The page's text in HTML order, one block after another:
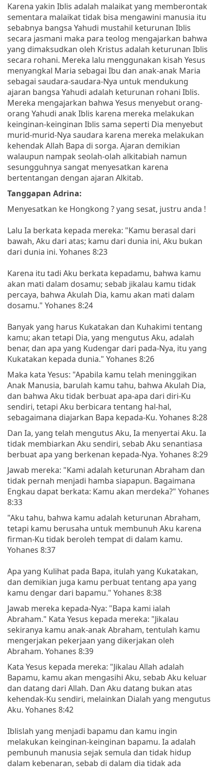
Karena yakin Iblis adalah malaikat yang memberontak
sementara malaikat tidak bisa mengawini manusia itu
sebabnya bangsa Yahudi mustahil keturunan Iblis
secara jasmani maka para teolog mengajarkan bahwa
yang dimaksudkan oleh Kristus adalah keturunan Iblis
secara rohani. Mereka lalu menggunakan kisah Yesus
menyangkal Maria sebagai Ibu dan anak-anak Maria
sebagai saudara-saudara-Nya untuk mendukung
ajaran bangsa Yahudi adalah keturunan rohani Iblis.
Mereka mengajarkan bahwa Yesus menyebut orang-
orang Yahudi anak Iblis karena mereka melakukan
keinginan-keinginan Iblis sama seperti Dia menyebut
murid-murid-Nya saudara karena mereka melakukan
kehendak Allah Bapa di sorga. Ajaran demikian
walaupun nampak seolah-olah alkitabiah namun
sesungguhnya sangat menyesatkan karena
bertentangan dengan ajaran Alkitab.
Tanggapan Adrina:
Menyesatkan ke Hongkong ? yang sesat, justru anda !
Lalu Ia berkata kepada mereka: "Kamu berasal dari
bawah, Aku dari atas; kamu dari dunia ini, Aku bukan
dari dunia ini. Yohanes 8:23
Karena itu tadi Aku berkata kepadamu, bahwa kamu
akan mati dalam dosamu; sebab jikalau kamu tidak
percaya, bahwa Akulah Dia, kamu akan mati dalam
dosamu." Yohanes 8:24
Banyak yang harus Kukatakan dan Kuhakimi tentang
kamu; akan tetapi Dia, yang mengutus Aku, adalah
benar, dan apa yang Kudengar dari pada-Nya, itu yang
Kukatakan kepada dunia." Yohanes 8:26
Maka kata Yesus: "Apabila kamu telah meninggikan
Anak Manusia, barulah kamu tahu, bahwa Akulah Dia,
dan bahwa Aku tidak berbuat apa-apa dari diri-Ku
sendiri, tetapi Aku berbicara tentang hal-hal,
sebagaimana diajarkan Bapa kepada-Ku. Yohanes 8:28
Dan Ia, yang telah mengutus Aku, Ia menyertai Aku. Ia
tidak membiarkan Aku sendiri, sebab Aku senantiasa
berbuat apa yang berkenan kepada-Nya. Yohanes 8:29
Jawab mereka: "Kami adalah keturunan Abraham dan
tidak pernah menjadi hamba siapapun. Bagaimana
Engkau dapat berkata: Kamu akan merdeka?" Yohanes
8:33
"Aku tahu, bahwa kamu adalah keturunan Abraham,
tetapi kamu berusaha untuk membunuh Aku karena
firman-Ku tidak beroleh tempat di dalam kamu.
Yohanes 8:37
Apa yang Kulihat pada Bapa, itulah yang Kukatakan,
dan demikian juga kamu perbuat tentang apa yang
kamu dengar dari bapamu." Yohanes 8:38
Jawab mereka kepada-Nya: "Bapa kami ialah
Abraham." Kata Yesus kepada mereka: "Jikalau
sekiranya kamu anak-anak Abraham, tentulah kamu
mengerjakan pekerjaan yang dikerjakan oleh
Abraham. Yohanes 8:39
Kata Yesus kepada mereka: "Jikalau Allah adalah
Bapamu, kamu akan mengasihi Aku, sebab Aku keluar
dan datang dari Allah. Dan Aku datang bukan atas
kehendak-Ku sendiri, melainkan Dialah yang mengutus
Aku. Yohanes 8:42
Iblislah yang menjadi bapamu dan kamu ingin
melakukan keinginan-keinginan bapamu. Ia adalah
pembunuh manusia sejak semula dan tidak hidup
dalam kebenaran, sebab di dalam dia tidak ada